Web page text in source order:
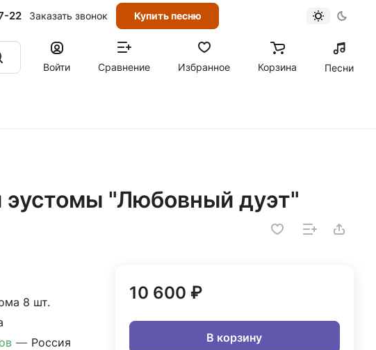
22 Заказать звонок Купить песню
Войти Сравнение Избранное Корзина Песни
эустомы "Любовный дуэт"
8 шт.
— Россия
10 600 ₽
В корзину